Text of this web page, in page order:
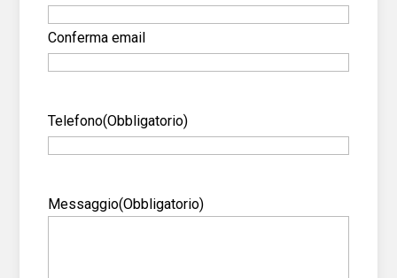
Conferma email
Telefono(Obbligatorio)
Messaggio(Obbligatorio)